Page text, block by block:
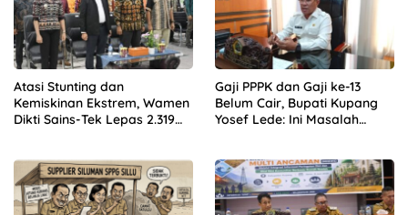
Baca Juga : Tingkatkan Pelayanan Publik, Pemkab
Atasi Stunting dan
Kemiskinan Ekstrem, Wamen
Dikti Sains-Tek Lepas 2.319
Gaji PPPK dan Gaji ke-13
Belum Cair, Bupati Kupang
Yosef Lede: Ini Masalah